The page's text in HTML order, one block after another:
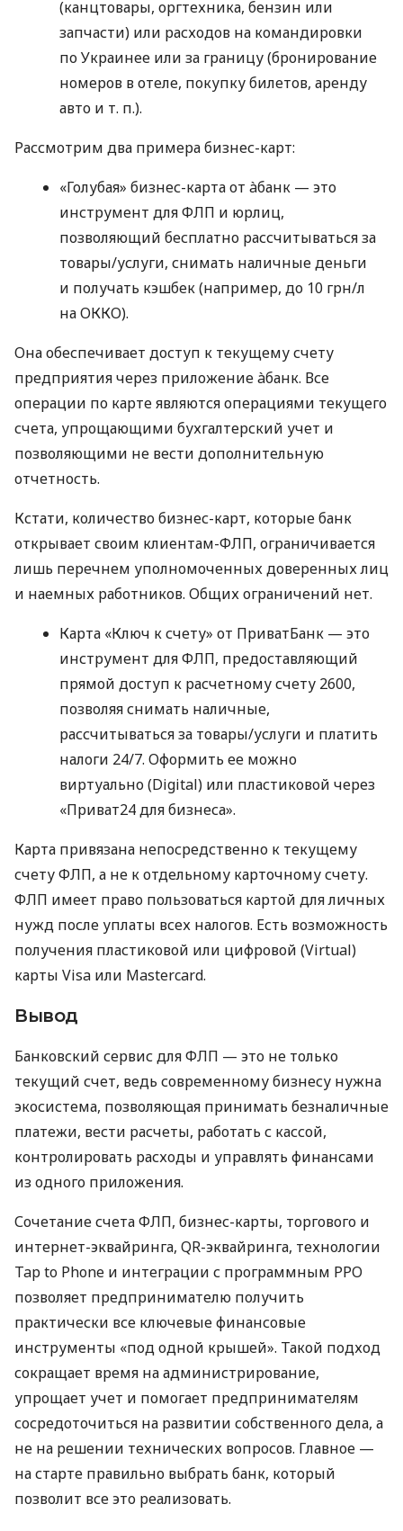
(канцтовары, оргтехника, бензин или
запчасти) или расходов на командировки
по Украинее или за границу (бронирование
номеров в отеле, покупку билетов, аренду
авто и т. п.).
Рассмотрим два примера бизнес-карт:
«Голубая» бизнес-карта от àбанк — это
инструмент для ФЛП и юрлиц,
позволяющий бесплатно рассчитываться за
товары/услуги, снимать наличные деньги
и получать кэшбек (например, до 10 грн/л
на ОККО).
Она обеспечивает доступ к текущему счету
предприятия через приложение àбанк. Все
операции по карте являются операциями текущего
счета, упрощающими бухгалтерский учет и
позволяющими не вести дополнительную
отчетность.
Кстати, количество бизнес-карт, которые банк
открывает своим клиентам-ФЛП, ограничивается
лишь перечнем уполномоченных доверенных лиц
и наемных работников. Общих ограничений нет.
Карта «Ключ к счету» от ПриватБанк — это
инструмент для ФЛП, предоставляющий
прямой доступ к расчетному счету 2600,
позволяя снимать наличные,
рассчитываться за товары/услуги и платить
налоги 24/7. Оформить ее можно
виртуально (Digital) или пластиковой через
«Приват24 для бизнеса».
Карта привязана непосредственно к текущему
счету ФЛП, а не к отдельному карточному счету.
ФЛП имеет право пользоваться картой для личных
нужд после уплаты всех налогов. Есть возможность
получения пластиковой или цифровой (Virtual)
карты Visa или Mastercard.
Вывод
Банковский сервис для ФЛП — это не только
текущий счет, ведь современному бизнесу нужна
экосистема, позволяющая принимать безналичные
платежи, вести расчеты, работать с кассой,
контролировать расходы и управлять финансами
из одного приложения.
Сочетание счета ФЛП, бизнес-карты, торгового и
интернет-эквайринга, QR-эквайринга, технологии
Tap to Phone и интеграции с программным РРО
позволяет предпринимателю получить
практически все ключевые финансовые
инструменты «под одной крышей». Такой подход
сокращает время на администрирование,
упрощает учет и помогает предпринимателям
сосредоточиться на развитии собственного дела, а
не на решении технических вопросов. Главное —
на старте правильно выбрать банк, который
позволит все это реализовать.